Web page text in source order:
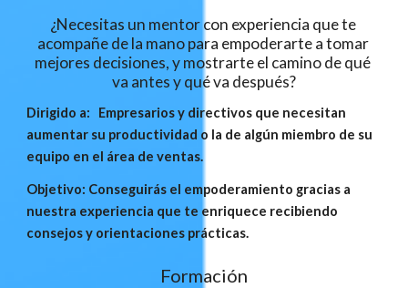
¿Necesitas un mentor con experiencia que te
acompañe de la mano para empoderarte a tomar
mejores decisiones, y mostrarte el camino de qué
va antes y qué va después?
Dirigido a:   Empresarios y directivos que necesitan
aumentar su productividad o la de algún miembro de su
equipo en el área de ventas.
Objetivo: Conseguirás el empoderamiento gracias a
nuestra experiencia que te enriquece recibiendo
consejos y orientaciones prácticas.
Formación